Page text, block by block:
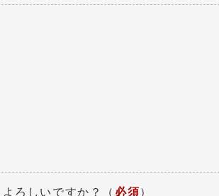
ろしいですか？ （ 必須）